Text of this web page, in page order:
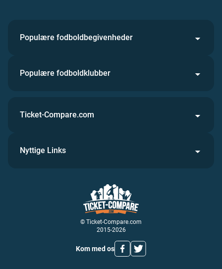
Populære fodboldbegivenheder
Populære fodboldklubber
© Ticket-Compare.com
2015-2026
Kom med os
Ticket-Compare.com
Nyttige Links